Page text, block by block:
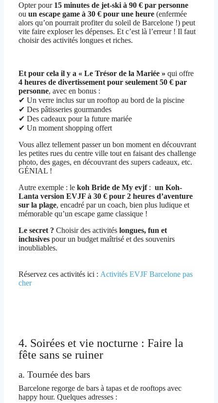
Opter pour 15 minutes de jet-ski à 90 € par personne
ou un escape game à 30 € pour une heure (enfermée
alors qu’on pourrait profiter du soleil de Barcelone !) peut
vite faire exploser les dépenses. Et c’est là l’erreur ! Il faut
choisir des activités longues et riches.
Et pour cela il y a « Le Trésor de la Mariée » qui offre
4 heures de divertissement pour seulement 50 € par
personne, avec en bonus :
✔ Un verre inclus sur un rooftop au bord de la piscine
✔ Des pâtisseries gourmandes
✔ Des cadeaux pour la future mariée
✔ Un moment shopping offert
Vous allez tellement passer un bon moment en découvrant
les petites rues du centre ville tout en faisant des challenge
photo, des gages, en découvrant des supers cadeaux, etc.
GÉNIAL !
Autre exemple : le koh Bride de My evjf: un Koh-
Lanta version EVJF à 30 € pour 2 heures d’aventure
sur la plage, encadré par un coach, bien plus ludique et
mémorable qu’un escape game classique !
Le secret ? Choisir des activités longues, fun et
inclusives pour un budget maîtrisé et des souvenirs
inoubliables.
Réservez ces activités ici : Activités EVJF Barcelone pas
cher
4. Soirées et vie nocturne : Faire la
fête sans se ruiner
a. Tournée des bars
Barcelone regorge de bars à tapas et de rooftops avec
happy hour. Quelques adresses :